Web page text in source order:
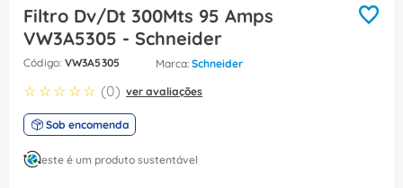
Filtro Dv/Dt 300Mts 95 Amps
VW3A5305 - Schneider
: VW3A5305 Schneider
☆ ☆ ☆ ☆ ☆ (0) ver avaliações
Sob encomenda
este é um produto sustentável